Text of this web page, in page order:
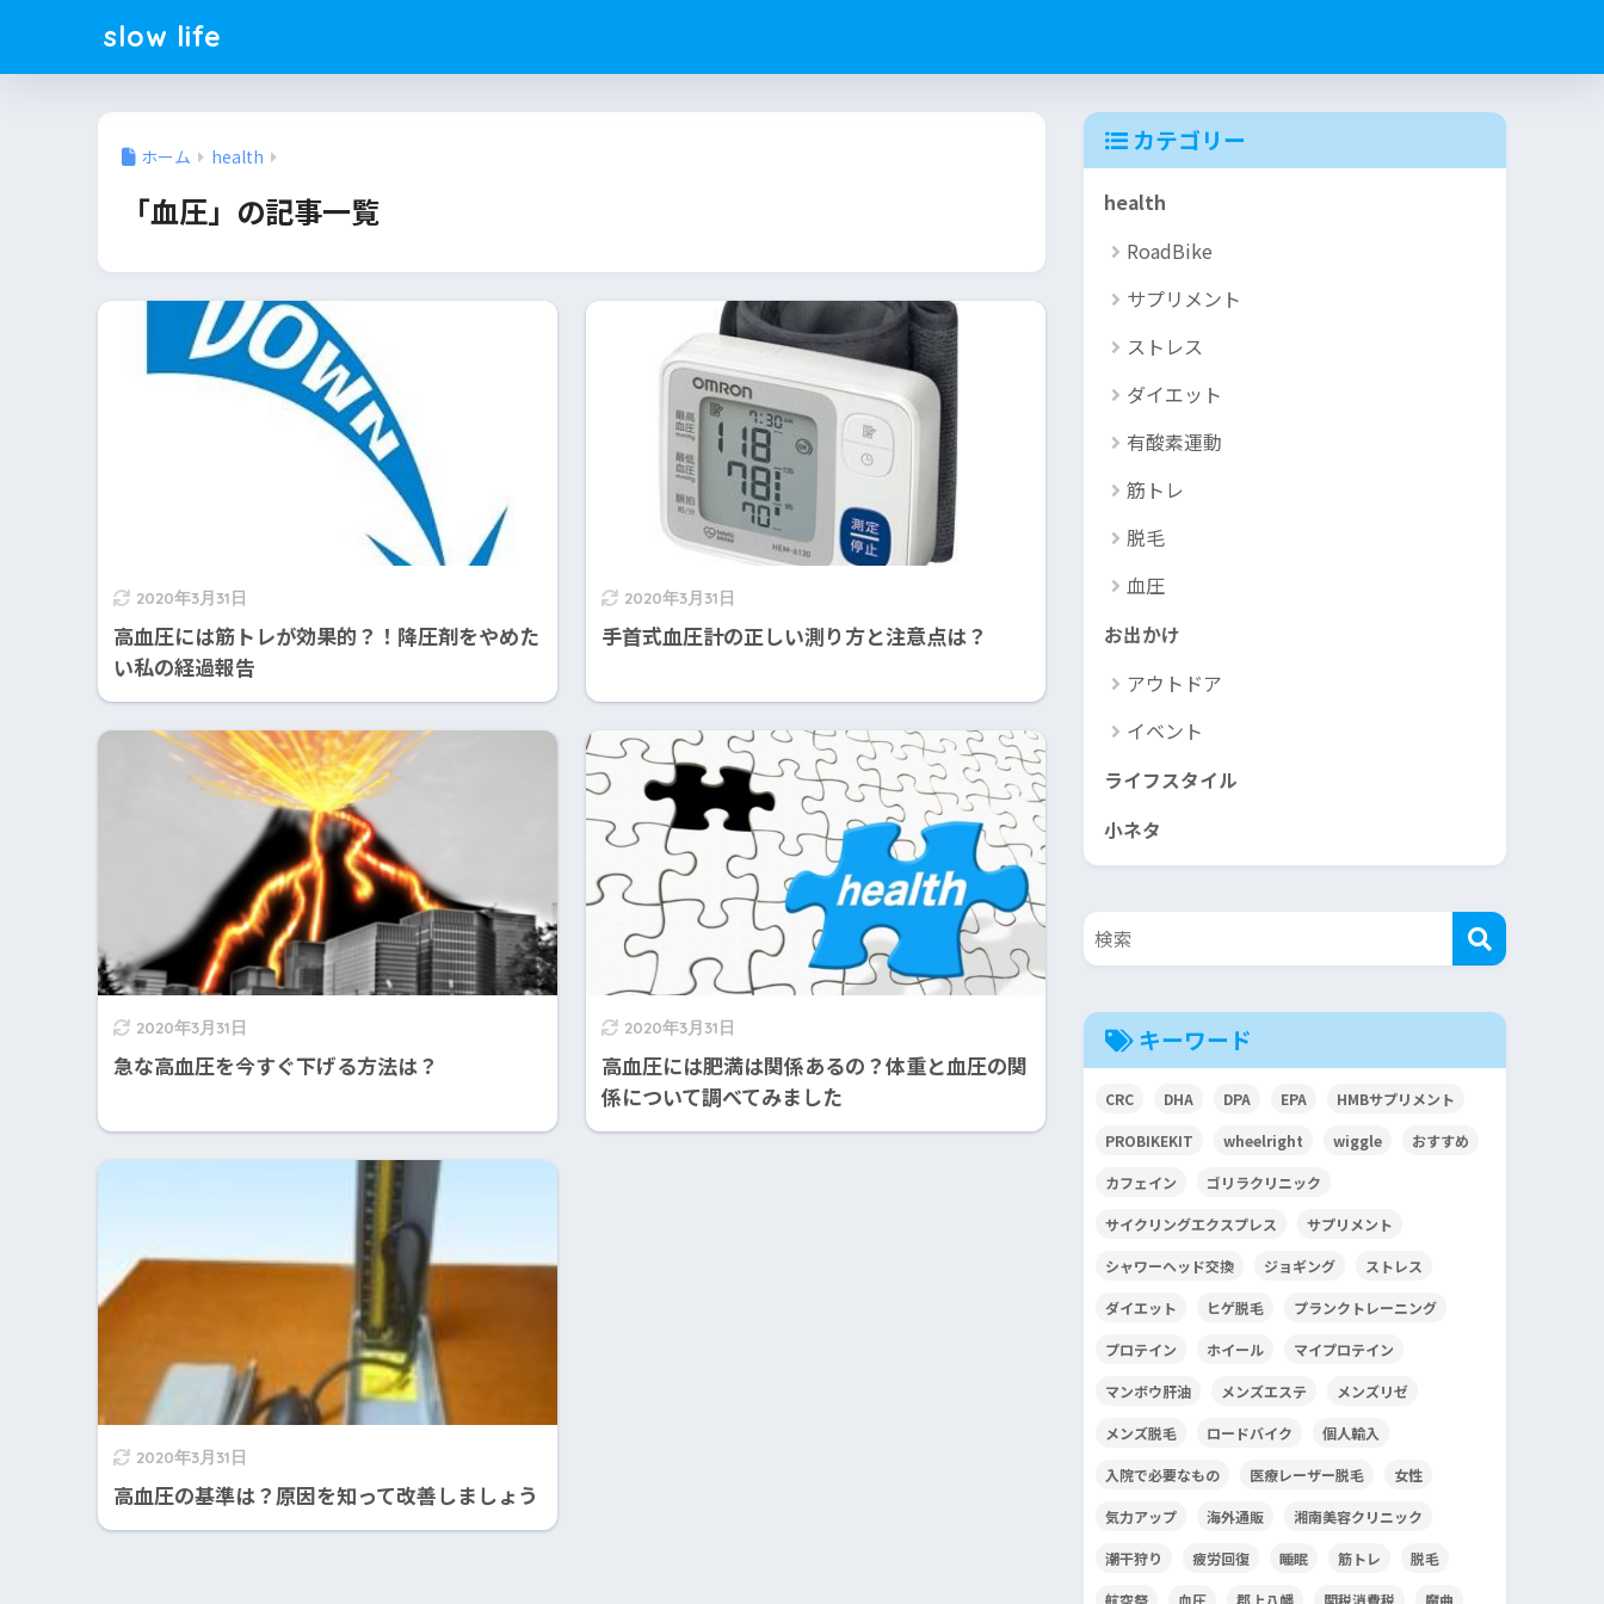
slow life
ホーム health
「血圧」の記事一覧
2020年3月31日
高血圧には筋トレが効果的？！降圧剤をやめた
い私の経過報告
2020年3月31日
手首式血圧計の正しい測り方と注意点は？
2020年3月31日
急な高血圧を今すぐ下げる方法は？
2020年3月31日
高血圧には肥満は関係あるの？体重と血圧の関
係について調べてみました
2020年3月31日
高血圧の基準は？原因を知って改善しましょう
カテゴリー
health
RoadBike
サプリメント
ストレス
ダイエット
有酸素運動
筋トレ
脱毛
血圧
お出かけ
アウトドア
イベント
ライフスタイル
小ネタ
キーワード
CRC DHA DPA EPA HMBサプリメント
PROBIKEKIT wheelright wiggle おすすめ
カフェイン ゴリラクリニック
サイクリングエクスプレス サプリメント
シャワーヘッド交換 ジョギング ストレス
ダイエット ヒゲ脱毛 プランクトレーニング
プロテイン ホイール マイプロテイン
マンボウ肝油 メンズエステ メンズリゼ
メンズ脱毛 ロードバイク 個人輸入
入院で必要なもの 医療レーザー脱毛 女性
気力アップ 海外通販 湘南美容クリニック
潮干狩り 疲労回復 睡眠 筋トレ 脱毛